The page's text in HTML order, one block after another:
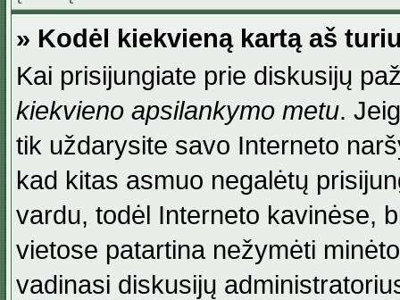
» Kodėl kiekvieną kartą aš
Kai prisijungiate prie diskusijų
kiekvieno apsilankymo metu.
tik uždarysite savo Interneto
kad kitas asmuo negalėtų
vardu, todėl Interneto kavinėse,
vietose patartina nežymėti
vadinasi diskusijų